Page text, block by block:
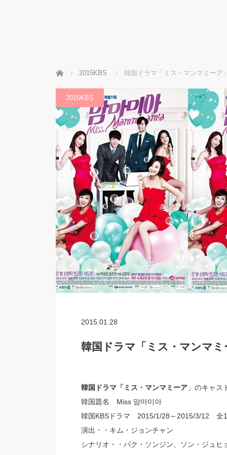
ホーム 2015KBS 韓国ドラマ「ミス・マンマミーア
2015KBS
2015.01.28
韓国ドラマ「ミス・マンマ
韓国ドラマ「ミス・マンマミーア」のキャス
韓国題名 Miss 맘마미아
韓国KBSドラマ 2015/1/28～2015/3/12 全
演出・・キム・ジョンチャン
シナリオ・・パク・ソンジン、ソン・ジュヒ